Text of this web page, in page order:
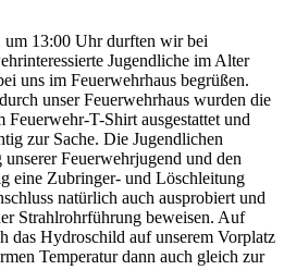
um 13:00 Uhr durften wir bei
Jugendliche im Alter
uns im Feuerwehrhaus begrüßen.
unser Feuerwehrhaus wurden die
T-Shirt ausgestattet und
zur Sache. Die Jugendlichen
Feuerwehrjugend und den
eine Zubringer- und Löschleitung
natürlich auch ausprobiert und
Strahlrohrführung beweisen. Auf
das Hydroschild auf unserem Vorplatz
Temperatur dann auch gleich zur